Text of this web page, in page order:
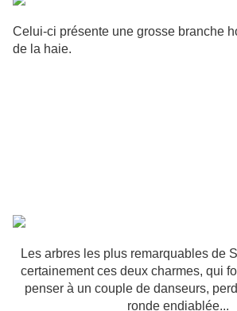
Celui-ci présente une grosse branche
de la haie.
Les arbres les plus remarquables de
certainement ces deux charmes, qui
penser à un couple de danseurs,
ronde endiablée...